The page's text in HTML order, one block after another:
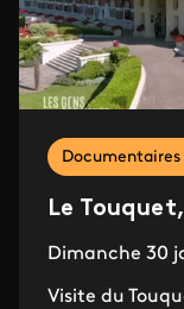
Le
Dimanche 30
Visite du